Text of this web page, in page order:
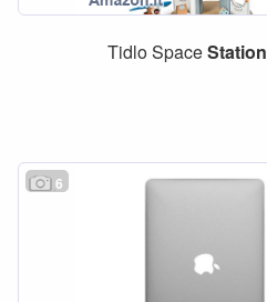
Tidlo SpaceStation
6